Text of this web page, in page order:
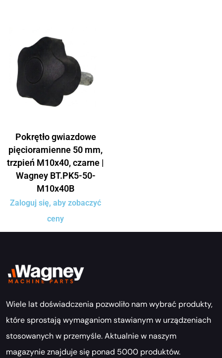
Pokrętło gwiazdowe
pięcioramienne 50 mm,
trzpień M10x40, czarne |
Wagney BT.PK5-50-
M10x40B
Zaloguj się, aby zobaczyć
ceny
Wiele lat doświadczenia pozwoliło nam wybrać produkty,
które sprostają wymaganiom stawianym w urządzeniach
stosowanych w przemyśle. Aktualnie w naszym
magazynie znajduje się ponad 5000 produktów.